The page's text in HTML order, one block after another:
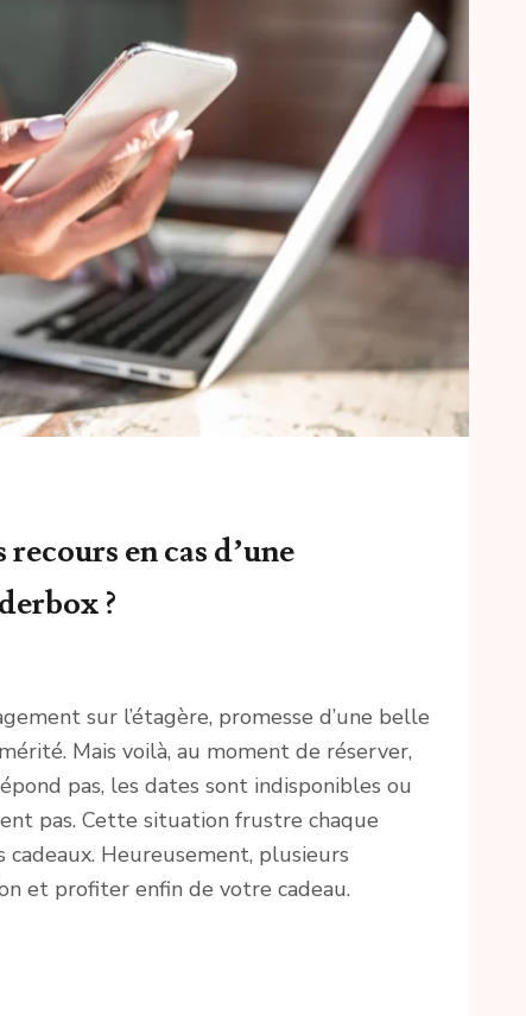
en cas d’une
?
sur l’étagère, promesse d’une belle
Mais voilà, au moment de réserver,
pas, les dates sont indisponibles ou
pas. Cette situation frustre chaque
Heureusement, plusieurs
et profiter enfin de votre cadeau.